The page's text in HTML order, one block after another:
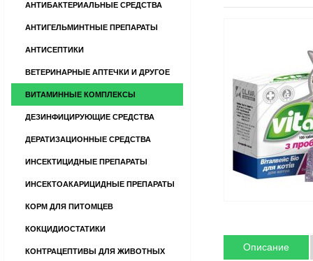
Описание
АНТИБАКТЕРИАЛЬНЫЕ СРЕДСТВА
АНТИГЕЛЬМИНТНЫЕ ПРЕПАРАТЫ
АНТИСЕПТИКИ
ВЕТЕРИНАРНЫЕ АПТЕЧКИ И ДРУГОЕ
ВИТАМИННЫЕ КОМПЛЕКСЫ
ДЕЗИНФИЦИРУЮЩИЕ СРЕДСТВА
ДЕРАТИЗАЦИОННЫЕ СРЕДСТВА
ИНСЕКТИЦИДНЫЕ ПРЕПАРАТЫ
ИНСЕКТОАКАРИЦИДНЫЕ ПРЕПАРАТЫ
КОРМ ДЛЯ ПИТОМЦЕВ
КОКЦИДИОСТАТИКИ
КОНТРАЦЕПТИВЫ ДЛЯ ЖИВОТНЫХ